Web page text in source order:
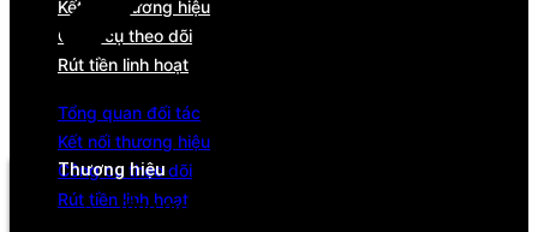
Menu
Thương hiệu
Tổng quan
Kết nối thương hiệu
Công cụ theo dõi
Rút tiền linh hoạt
Tổng quan đối tác
Kết nối thương hiệu
Công cụ theo dõi
Rút tiền linh hoạt